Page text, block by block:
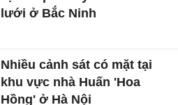
lưới ở Bắc Ninh
Nhiều cảnh sát có mặt tại
khu vực nhà Huấn 'Hoa
Hồng' ở Hà Nội